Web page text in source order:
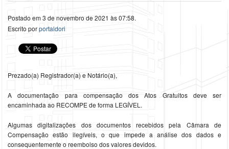
Postado em 3 de novembro de 2021 às 07:58.
Escrito porportaldori
Prezado(a) Registrador(a) e Notário(a),
A documentação para compensação dos Atos Gratuitos deve ser
encaminhada ao RECOMPE de forma LEGÍVEL.
Algumas digitalizações dos documentos recebidos pela Câmara de
Compensação estão ilegíveis, o que impede a análise dos dados e
consequentemente o reembolso dos valores devidos.